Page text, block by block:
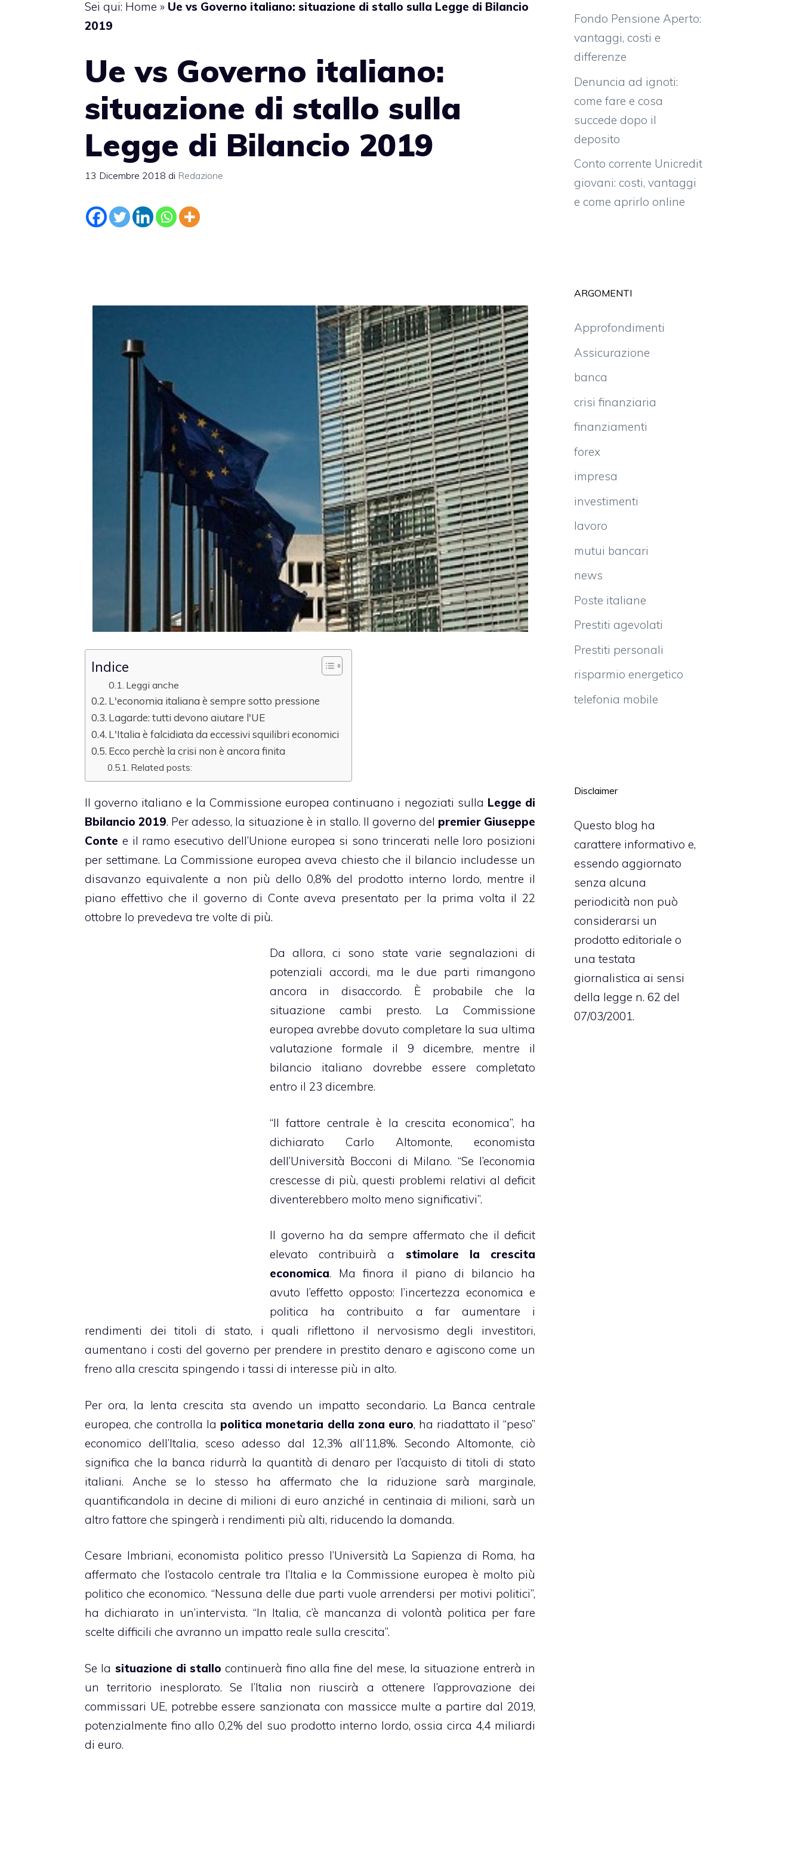
Sei qui: Home » Ue vs Governo italiano: situazione di stallo sulla Legge di Bilancio
2019
Ue vs Governo italiano:
situazione di stallo sulla
Legge di Bilancio 2019
13 Dicembre 2018 di Redazione
Indice
Leggi anche
L'economia italiana è sempre sotto pressione
Lagarde: tutti devono aiutare l'UE
L'Italia è falcidiata da eccessivi squilibri economici
Ecco perchè la crisi non è ancora finita
Related posts:
Il governo italiano e la Commissione europea continuano i negoziati sulla Legge di
Bbilancio 2019. Per adesso, la situazione è in stallo. Il governo del premier Giuseppe
Conte e il ramo esecutivo dell’Unione europea si sono trincerati nelle loro posizioni
per settimane. La Commissione europea aveva chiesto che il bilancio includesse un
disavanzo equivalente a non più dello 0,8% del prodotto interno lordo, mentre il
piano effettivo che il governo di Conte aveva presentato per la prima volta il 22
ottobre lo prevedeva tre volte di più.
Da allora, ci sono state varie segnalazioni di
potenziali accordi, ma le due parti rimangono
ancora in disaccordo. È probabile che la
situazione cambi presto. La Commissione
europea avrebbe dovuto completare la sua ultima
valutazione formale il 9 dicembre, mentre il
bilancio italiano dovrebbe essere completato
entro il 23 dicembre.
“Il fattore centrale è la crescita economica”, ha
dichiarato Carlo Altomonte, economista
dell’Università Bocconi di Milano. “Se l’economia
crescesse di più, questi problemi relativi al deficit
diventerebbero molto meno significativi”.
Il governo ha da sempre affermato che il deficit
elevato contribuirà a stimolare
la crescita
economica. Ma finora il piano di bilancio ha
avuto l’effetto opposto: l’incertezza economica e
politica ha contribuito a far aumentare i
rendimenti dei titoli di stato, i quali riflettono il nervosismo degli investitori,
aumentano i costi del governo per prendere in prestito denaro e agiscono come un
freno alla crescita spingendo i tassi di interesse più in alto.
Per ora, la lenta crescita sta avendo un impatto secondario. La Banca centrale
europea, che controlla la politica monetaria della zona euro, ha riadattato il “peso”
economico dell’Italia, sceso adesso dal 12,3% all’11,8%. Secondo Altomonte, ciò
significa che la banca ridurrà la quantità di denaro per l’acquisto di titoli di stato
italiani. Anche se lo stesso ha affermato che la riduzione sarà marginale,
quantificandola in decine di milioni di euro anziché in centinaia di milioni, sarà un
altro fattore che spingerà i rendimenti più alti, riducendo la domanda.
Cesare Imbriani, economista politico presso l’Università La Sapienza di Roma, ha
affermato che l’ostacolo centrale tra l’Italia e la Commissione europea è molto più
politico che economico. “Nessuna delle due parti vuole arrendersi per motivi politici”,
ha dichiarato in un’intervista. “In Italia, c’è mancanza di volontà politica per fare
scelte difficili che avranno un impatto reale sulla crescita”.
Se la situazione di stallo continuerà fino alla fine del mese, la situazione entrerà in
un territorio inesplorato. Se l’Italia non riuscirà a ottenere l’approvazione dei
commissari UE, potrebbe essere sanzionata con massicce multe a partire dal 2019,
potenzialmente fino allo 0,2% del suo prodotto interno lordo, ossia circa 4,4 miliardi
di euro.
Fondo Pensione Aperto:
vantaggi, costi e
differenze
Denuncia ad ignoti:
come fare e cosa
succede dopo il
deposito
Conto corrente Unicredit
giovani: costi, vantaggi
e come aprirlo online
ARGOMENTI
Approfondimenti
Assicurazione
banca
crisi finanziaria
finanziamenti
forex
impresa
investimenti
lavoro
mutui bancari
news
Poste italiane
Prestiti agevolati
Prestiti personali
risparmio energetico
telefonia mobile
Disclaimer
Questo blog ha
carattere informativo e,
essendo aggiornato
senza alcuna
periodicità non può
considerarsi un
prodotto editoriale o
una testata
giornalistica ai sensi
della legge n. 62 del
07/03/2001.